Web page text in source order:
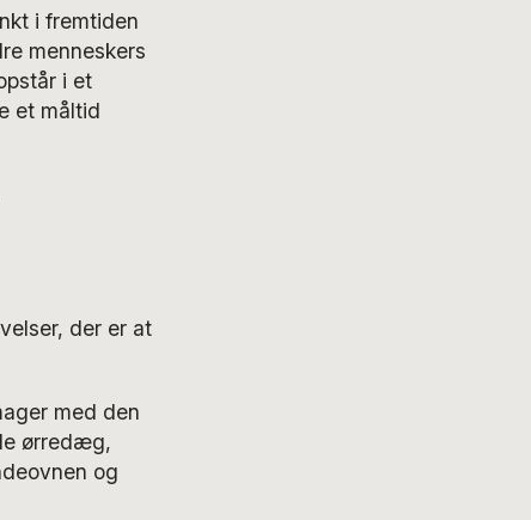
i fremtiden
menneskers
i et
et måltid
der er at
med den
ørredæg,
og